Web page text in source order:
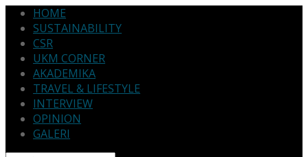
HOME
SUSTAINABILITY
CSR
UKM CORNER
AKADEMIKA
TRAVEL & LIFESTYLE
INTERVIEW
OPINION
GALERI